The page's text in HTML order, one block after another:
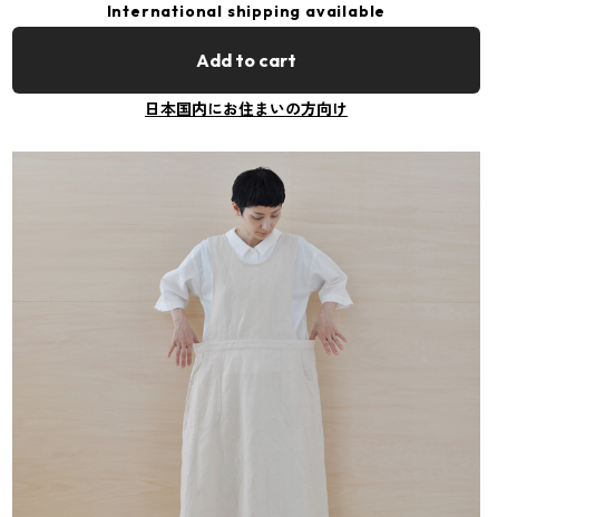
International shipping available
Add to cart
日本国内にお住まいの方向け